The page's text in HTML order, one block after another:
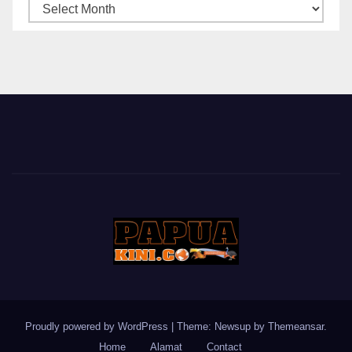
ARSIP
Proudly powered by WordPress Theme: Newsup by Themeansar.
Home
Alamat Contact